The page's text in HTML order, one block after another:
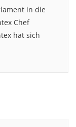
in die
Chef
hat sich